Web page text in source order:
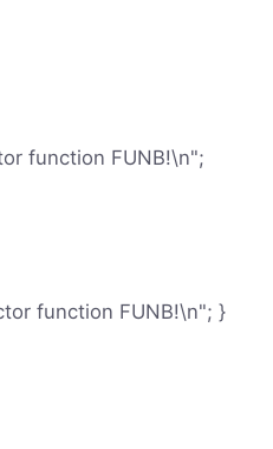
function FUNB!\n";
function FUNB!\n"; }